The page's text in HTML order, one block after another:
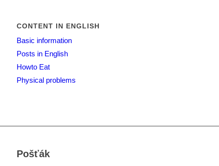
CONTENT IN ENGLISH
Basic information
Posts in English
Howto Eat
Physical problems
Pošťák